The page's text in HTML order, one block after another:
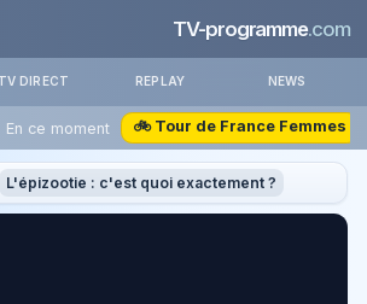
TV-programme.com
TV DIRECT REPLAY NEWS
En ce moment 🚲 Tour de France Femmes
L'épizootie : c'est quoi exactement ?